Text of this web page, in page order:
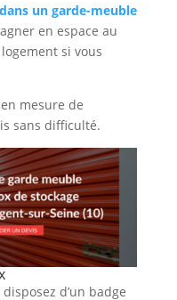
un garde-meuble
en espace au
si vous
mesure de
sans difficulté.
d’un badge